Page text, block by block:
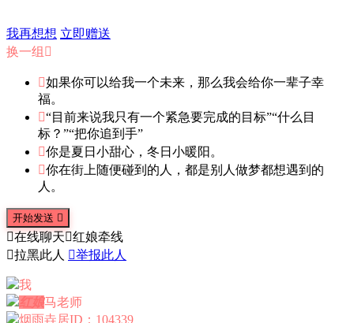
我再想想 立即赠送
换一组 
如果你可以给我一个未来，那么我会给你一辈子幸
福。
“目前来说我只有一个紧急要完成的目标”“什么目
标？”“把你追到手”
你是夏日小甜心，冬日小暖阳。
你在街上随便碰到的人，都是别人做梦都想遇到的
人。
开始发送 
在线聊天红娘牵线
拉黑此人 举报此人
我
红娘马老师
烟雨垚居ID：104339